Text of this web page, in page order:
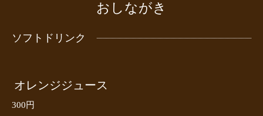
おしながき
ソフトドリンク
オレンジジュース
300円